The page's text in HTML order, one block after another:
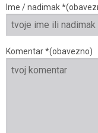
Ime / nadimak
Komentar *(obavezno)